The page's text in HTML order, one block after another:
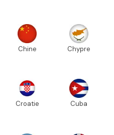
Chine Chypre
Croatie Cuba